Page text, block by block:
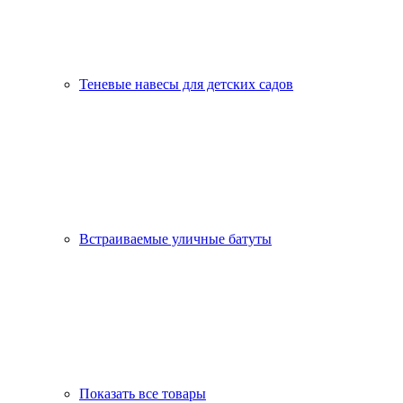
Теневые навесы для детских садов
Встраиваемые уличные батуты
Показать все товары